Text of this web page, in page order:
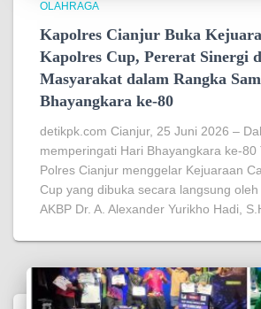
OLAHRAGA
Kapolres Cianjur Buka
Kapolres Cup, Pererat Sinergi
Masyarakat dalam Rangka
Bhayangkara ke-80
detikpk.com Cianjur, 25 Juni 2026 –
memperingati Hari Bhayangkara ke-80
Polres Cianjur menggelar Kejuaraan
Cup yang dibuka secara langsung
AKBP Dr. A. Alexander Yurikho Hadi,